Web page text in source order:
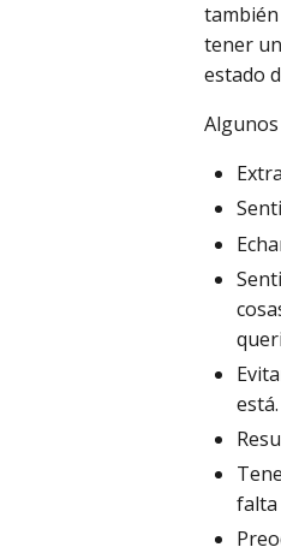
tener
estado
está.
falta